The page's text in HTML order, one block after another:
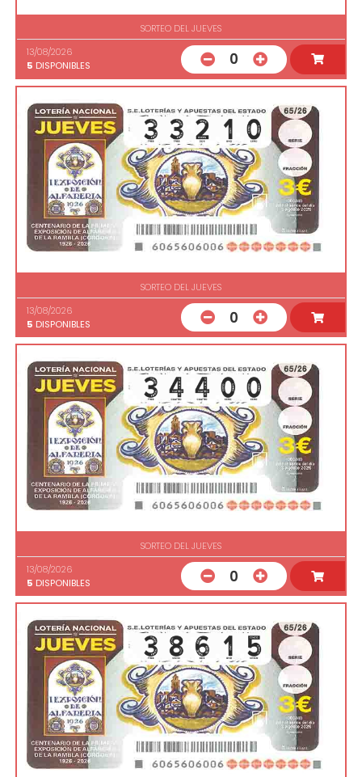
SORTEO DEL JUEVES
13/08/2026
5 DISPONIBLES 0
SORTEO DEL JUEVES
13/08/2026
5 DISPONIBLES 0
SORTEO DEL JUEVES
13/08/2026
5 DISPONIBLES 0